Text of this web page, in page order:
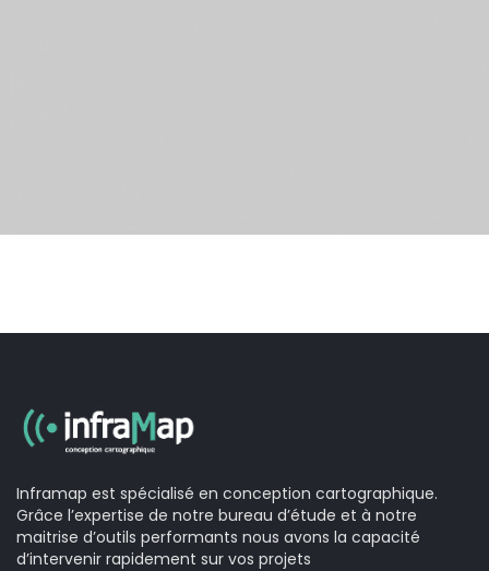
Inframap est spécialisé en conception cartographique.
Grâce l’expertise de notre bureau d’étude et à notre
maitrise d’outils performants nous avons la capacité
d’intervenir rapidement sur vos projets